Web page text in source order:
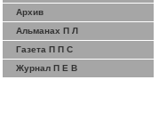
Архив
Альманах П Л
Газета П П С
Журнал П Е В